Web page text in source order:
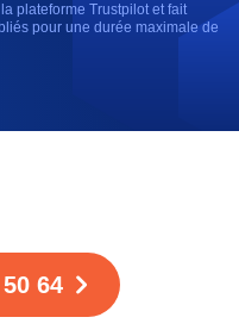
plateforme Trustpilot et fait
pour une durée maximale de
64